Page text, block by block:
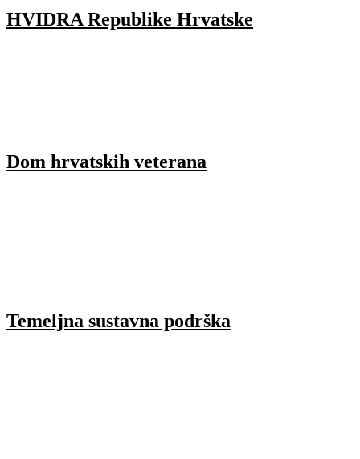
HVIDRA Republike Hrvatske
Dom hrvatskih veterana
Temeljna sustavna podrška